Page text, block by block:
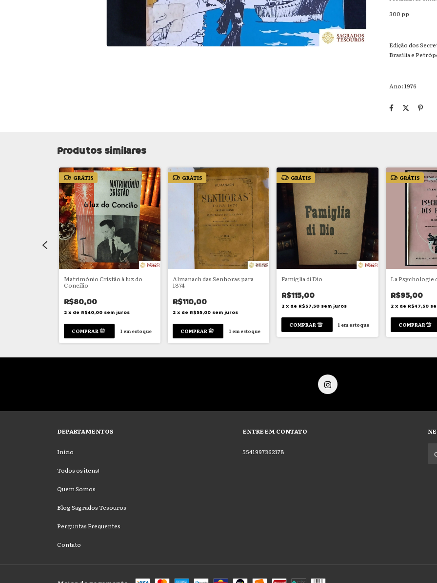
300 pp
Edição dos
Brasília e
Ano: 1976
Produtos similares
GRÁTIS
Matrimónio Cristão à luz do
Concílio
R$80,00
2 x de R$40,00 sem juros
1em estoque
GRÁTIS
Almanach das Senhoras para
1874
R$110,00
2 x de R$55,00 sem juros
1em estoque
GRÁTIS
Famiglia di Dio
R$115,00
2 x de R$57,50 sem juros
1 em estoque
GRÁTIS
La Psychologie
R$95,00
2 x de R$47,50
DEPARTAMENTOS
Início
Todos os itens!
Quem Somos
Blog Sagrados Tesouros
Perguntas Frequentes
Contato
ENTRE EM CONTATO
5541997362178